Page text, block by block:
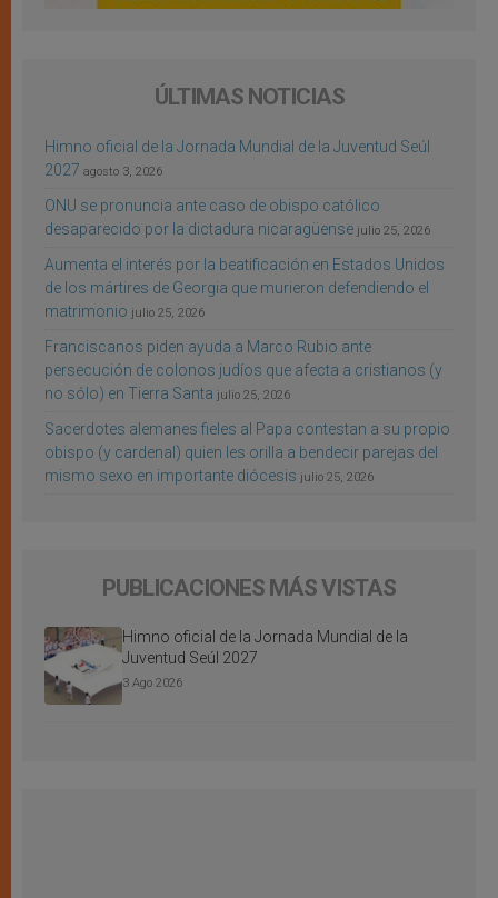
ÚLTIMAS NOTICIAS
Himno oficial de la Jornada Mundial de la Juventud Seúl
2027 agosto 3, 2026
ONU se pronuncia ante caso de obispo católico
desaparecido por la dictadura nicaragüense julio 25, 2026
Aumenta el interés por la beatificación en Estados Unidos
de los mártires de Georgia que murieron defendiendo el
matrimonio julio 25, 2026
Franciscanos piden ayuda a Marco Rubio ante
persecución de colonos judíos que afecta a cristianos (y
no sólo) en Tierra Santa julio 25, 2026
Sacerdotes alemanes fieles al Papa contestan a su propio
obispo (y cardenal) quien les orilla a bendecir parejas del
mismo sexo en importante diócesis julio 25, 2026
PUBLICACIONES MÁS VISTAS
Himno oficial de la Jornada Mundial de la
Juventud Seúl 2027
3 Ago 2026